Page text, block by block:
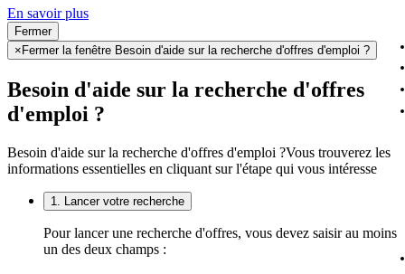
En savoir plus
Fermer
× Fermer la fenêtre Besoin d'aide sur la recherche d'offres d'emploi ?
Besoin d'aide sur la recherche d'offres
d'emploi ?
Besoin d'aide sur la recherche d'offres d'emploi ?Vous trouverez les
informations essentielles en cliquant sur l'étape qui vous intéresse
1. Lancer votre recherche
Pour lancer une recherche d'offres, vous devez saisir au moins
un des deux champs :